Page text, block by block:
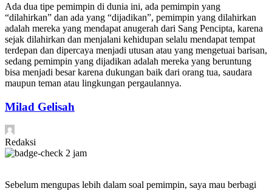
Ada dua tipe pemimpin di dunia ini, ada pemimpin yang
“dilahirkan” dan ada yang “dijadikan”, pemimpin yang dilahirkan
adalah mereka yang mendapat anugerah dari Sang Pencipta, karena
sejak dilahirkan dan menjalani kehidupan selalu mendapat tempat
terdepan dan dipercaya menjadi utusan atau yang mengetuai barisan,
sedang pemimpin yang dijadikan adalah mereka yang beruntung
bisa menjadi besar karena dukungan baik dari orang tua, saudara
maupun teman atau lingkungan pergaulannya.
Milad Gelisah
Redaksi
2 jam
Sebelum mengupas lebih dalam soal pemimpin, saya mau berbagi